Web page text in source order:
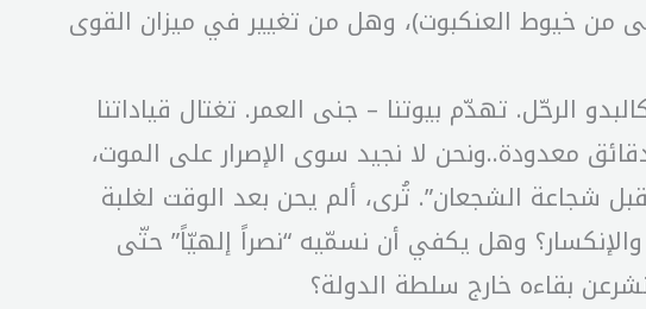
من خيوط العنكبوت)، وهل من تغيير في ميزان القوى
الرحّل. تهدّم بيوتنا – جنى العمر. تغتال قياداتنا
و150 هدفاً (بفضل الزوووم) في دقائق معدودة..ونحن لا نجيد سوى الإصرار على الموت،
شجاعة الشجعان”. تُرى، ألم يحن بعد الوقت لغلبة
وهل يكفي أن نسمّيه “نصراً إلهيّاً” حتّى
بقاءه خارج سلطة الدولة؟